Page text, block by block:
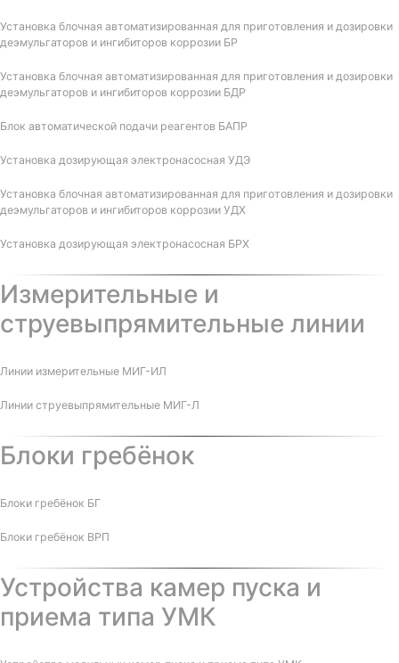
Установка блочная автоматизированная для приготовления и дозировки
деэмульгаторов и ингибиторов коррозии БР
Установка блочная автоматизированная для приготовления и дозировки
деэмульгаторов и ингибиторов коррозии БДР
Блок автоматической подачи реагентов БАПР
Установка дозирующая электронасосная УДЭ
Установка блочная автоматизированная для приготовления и дозировки
деэмульгаторов и ингибиторов коррозии УДХ
Установка дозирующая электронасосная БРХ
Измерительные и
струевыпрямительные линии
Линии измерительные МИГ-ИЛ
Линии струевыпрямительные МИГ-Л
Блоки гребёнок
Блоки гребёнок БГ
Блоки гребёнок ВРП
Устройства камер пуска и
приема типа УМК